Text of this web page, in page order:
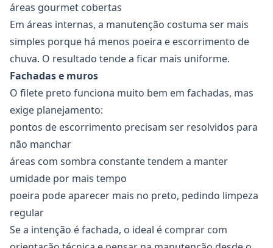
áreas gourmet cobertas
Em áreas internas, a manutenção costuma ser mais
simples porque há menos poeira e escorrimento de
chuva. O resultado tende a ficar mais uniforme.
Fachadas e muros
O filete preto funciona muito bem em fachadas, mas
exige planejamento:
pontos de escorrimento precisam ser resolvidos para
não manchar
áreas com sombra constante tendem a manter
umidade por mais tempo
poeira pode aparecer mais no preto, pedindo limpeza
regular
Se a intenção é fachada, o ideal é comprar com